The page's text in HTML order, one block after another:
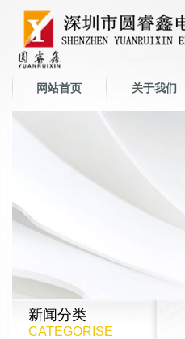
网站首页 关于我们
新闻分类
CATEGORISE